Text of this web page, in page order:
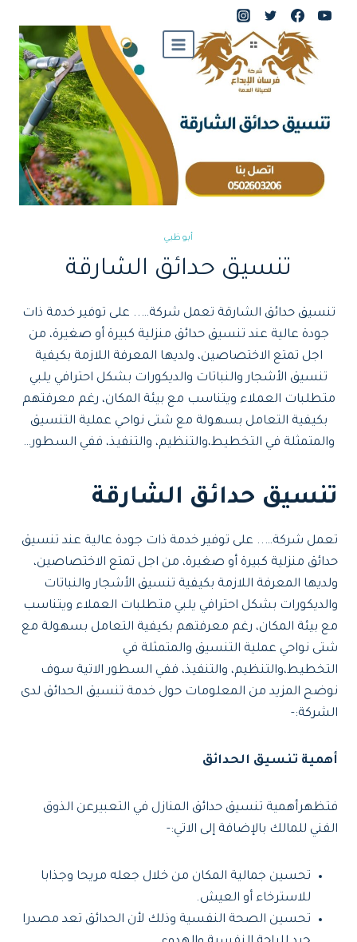
التجاوز
المحتوى
أبوظبي
تنسيق حدائق الشارقة
تنسيق حدائق الشارقة تعمل شركة….. على توفير خدمة ذات
جودة عالية عند تنسيق حدائق منزلية كبيرة أو صغيرة، من
اجل تمتع الاختصاصين، ولديها المعرفة اللازمة بكيفية
تنسيق الأشجار والنباتات والديكورات بشكل احترافي يلبي
متطلبات العملاء ويتناسب مع بيئة المكان، رغم معرفتهم
بكيفية التعامل بسهولة مع شتى نواحي عملية التنسيق
والمتمثلة في التخطيط،والتنظيم، والتنفيذ، ففي السطور…
تنسيق حدائق الشارقة
تعمل شركة….. على توفير خدمة ذات جودة عالية عند تنسيق
حدائق منزلية كبيرة أو صغيرة، من اجل تمتع الاختصاصين،
ولديها المعرفة اللازمة بكيفية تنسيق الأشجار والنباتات
والديكورات بشكل احترافي يلبي متطلبات العملاء ويتناسب
مع بيئة المكان، رغم معرفتهم بكيفية التعامل بسهولة مع
شتى نواحي عملية التنسيق والمتمثلة في
التخطيط،والتنظيم، والتنفيذ، ففي السطور الاتية سوف
نوضح المزيد من المعلومات حول خدمة تنسيق الحدائق لدى
الشركة:-
أهمية تنسيق الحدائق
فتظهرأهمية تنسيق حدائق المنازل في التعبيرعن الذوق
الفني للمالك بالإضافة إلى الاتي:-
تحسين جمالية المكان من خلال جعله مريحا وجذابا
للاسترخاء أو العيش.
تحسين الصحة النفسية وذلك لأن الحدائق تعد مصدرا